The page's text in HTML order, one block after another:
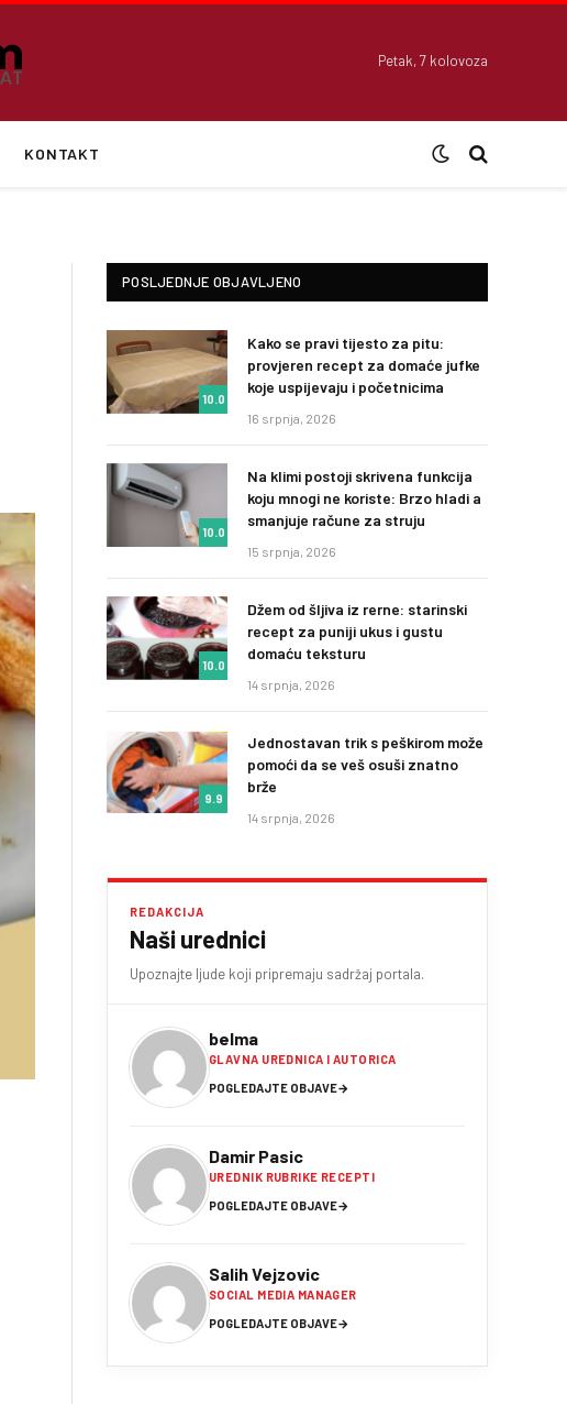
Petak, 7 kolovoza
KONTAKT
POSLJEDNJE OBJAVLJENO
10.0
Kako se pravi tijesto za pitu:
provjeren recept za domaće jufke
koje uspijevaju i početnicima
16 srpnja, 2026
10.0
Na klimi postoji skrivena funkcija
koju mnogi ne koriste: Brzo hladi a
smanjuje račune za struju
15 srpnja, 2026
10.0
Džem od šljiva iz rerne: starinski
recept za puniji ukus i gustu
domaću teksturu
14 srpnja, 2026
9.9
Jednostavan trik s peškirom može
pomoći da se veš osuši znatno
brže
14 srpnja, 2026
REDAKCIJA
Naši urednici
Upoznajte ljude koji pripremaju sadržaj portala.
belma
GLAVNA UREDNICA I AUTORICA
POGLEDAJTE OBJAVE→
Damir Pasic
UREDNIK RUBRIKE RECEPTI
POGLEDAJTE OBJAVE→
Salih Vejzovic
SOCIAL MEDIA MANAGER
POGLEDAJTE OBJAVE→